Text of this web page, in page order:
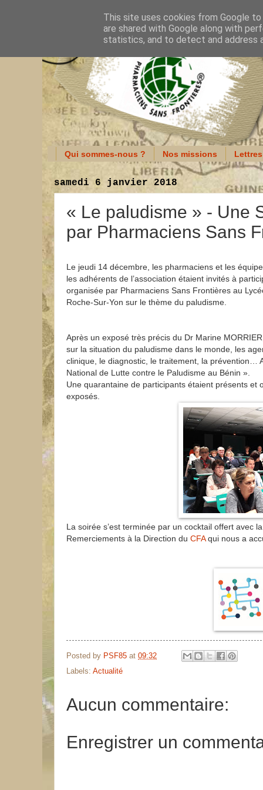
Qui sommes-nous ? Nos missions
samedi 6 janvier 2018
« Le paludisme » - Une
par Pharmaciens Sans
Le jeudi 14 décembre, les pharmaciens et les
les adhérents de l’association étaient invités à
organisée par Pharmaciens Sans Frontières au
Roche-Sur-Yon sur le thème du paludisme.
Après un exposé très précis du Dr Marine
sur la situation du paludisme dans le monde, les
clinique, le diagnostic, le traitement, la prévention…
National de Lutte contre le Paludisme au Bénin ».
Une quarantaine de participants étaient présents
exposés.
La soirée s’est terminée par un cocktail offert avec
Remerciements à la Direction du CFAqui nous a
Posted by PSF85 at 09:32
Labels: Actualité
Aucun commentaire:
Enregistrer un
This site uses cookies from Google
are shared with Google along with
statistics, and to detect and address